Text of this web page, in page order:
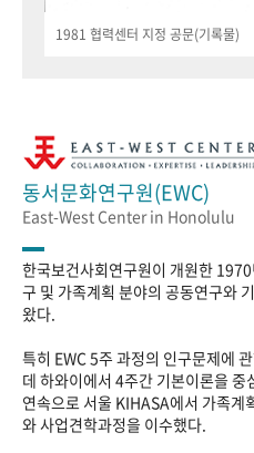
1981 협력센터 지정 공문(기록물)
동서문화연구원(EWC)
East-West Center in Honolulu
한국보건사회연구원이 개원한
구 및 가족계획 분야의 공동연구와
왔다.
특히 EWC 5주 과정의 인구문제에
데 하와이에서 4주간 기본이론을
연속으로 서울 KIHASA에서 가족계
와 사업견학과정을 이수했다.